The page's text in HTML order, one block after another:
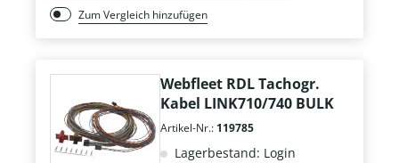
Zum Vergleich hinzufügen
Webfleet RDL Tachogr.
Kabel LINK710/740 BULK
Artikel-Nr.: 119785
Lagerbestand: Login